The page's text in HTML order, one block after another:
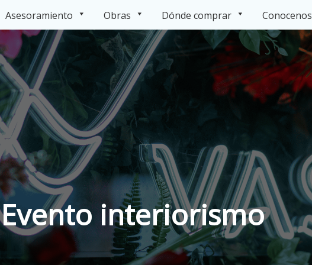
Asesoramiento Obras Dónde comprar Conocenos
Evento interiorismo